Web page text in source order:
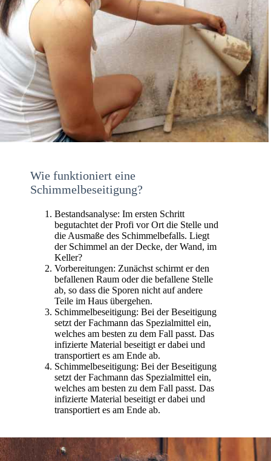
Wie funktioniert eine
Schimmelbeseitigung?
Bestandsanalyse: Im ersten Schritt
begutachtet der Profi vor Ort die Stelle und
die Ausmaße des Schimmelbefalls. Liegt
der Schimmel an der Decke, der Wand, im
Keller?
Vorbereitungen: Zunächst schirmt er den
befallenen Raum oder die befallene Stelle
ab, so dass die Sporen nicht auf andere
Teile im Haus übergehen.
Schimmelbeseitigung: Bei der Beseitigung
setzt der Fachmann das Spezialmittel ein,
welches am besten zu dem Fall passt. Das
infizierte Material beseitigt er dabei und
transportiert es am Ende ab.
Schimmelbeseitigung: Bei der Beseitigung
setzt der Fachmann das Spezialmittel ein,
welches am besten zu dem Fall passt. Das
infizierte Material beseitigt er dabei und
transportiert es am Ende ab.